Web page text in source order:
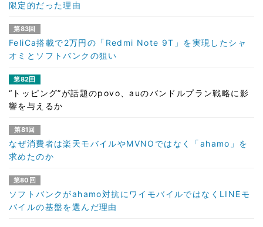
限定的だった理由
第83回
FeliCa搭載で2万円の「Redmi Note 9T」を実現したシャ
オミとソフトバンクの狙い
第82回
“トッピング”が話題のpovo、auのバンドルプラン戦略に影
響を与えるか
第81回
なぜ消費者は楽天モバイルやMVNOではなく「ahamo」を
求めたのか
第80回
ソフトバンクがahamo対抗にワイモバイルではなくLINEモ
バイルの基盤を選んだ理由